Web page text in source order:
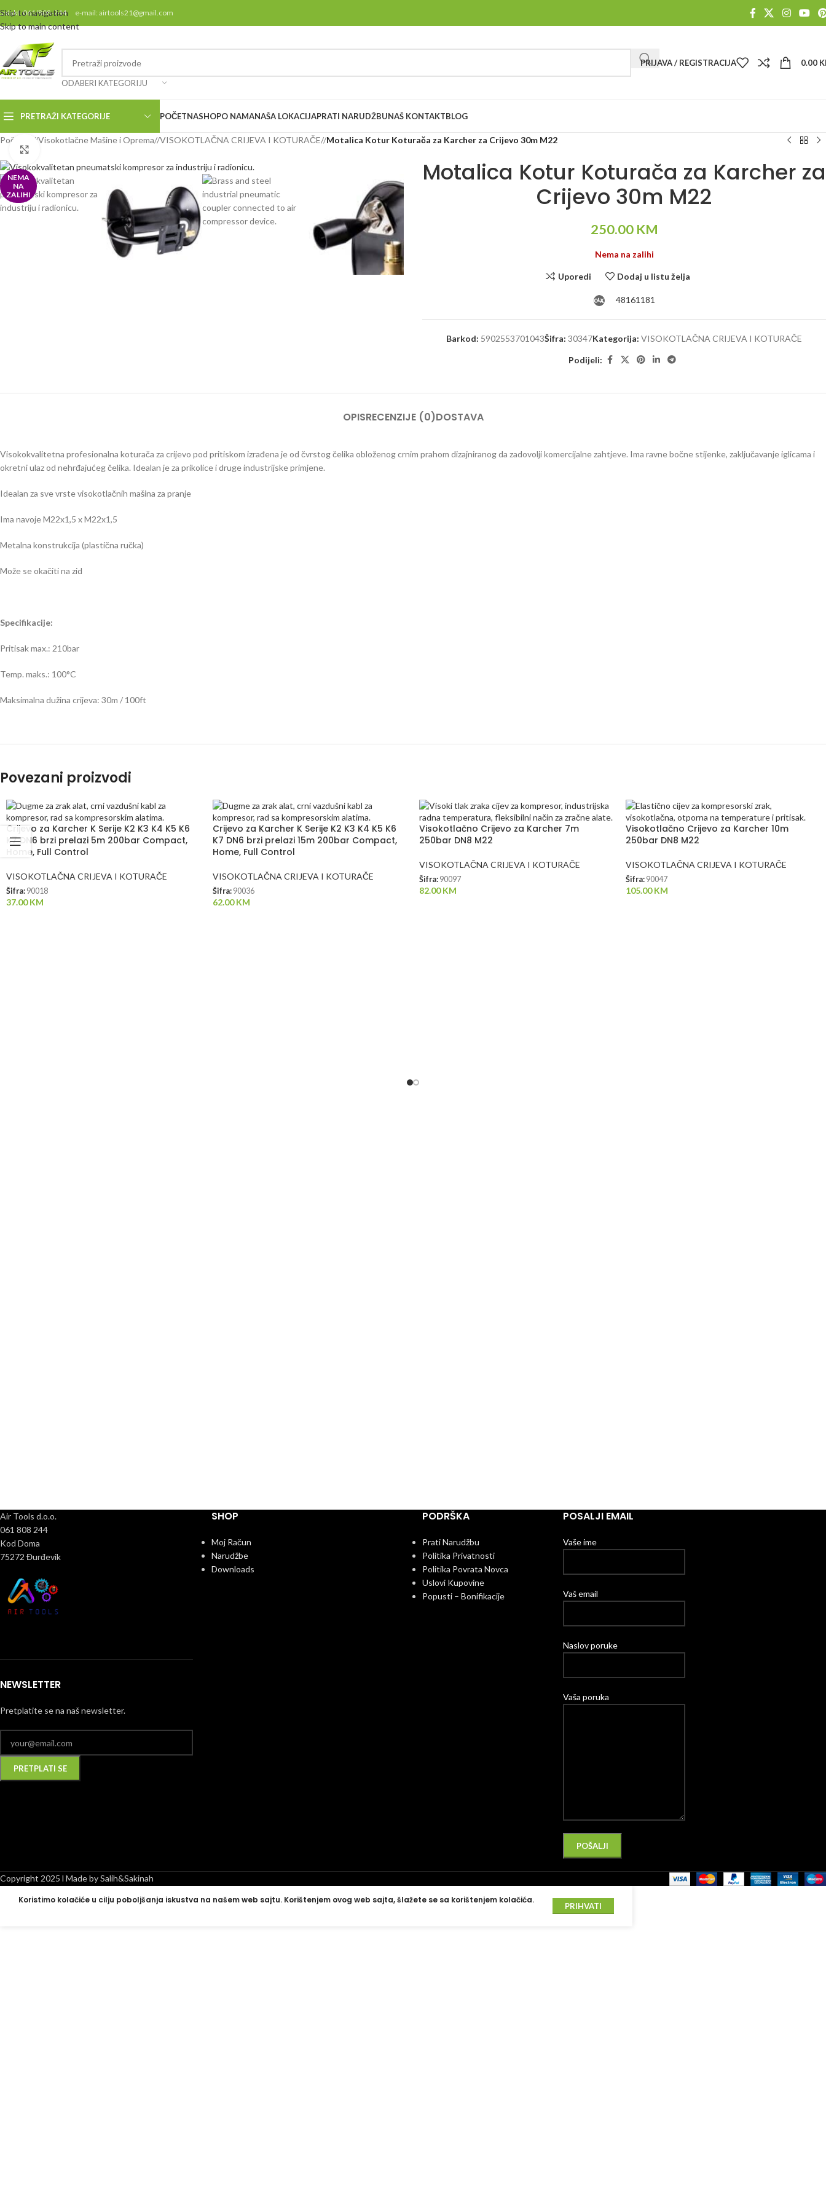
Skip to navigation
Skip to main content
061/808-244 e-mail: airtools21@gmail.com
ODABERI KATEGORIJU
PRIJAVA / REGISTRACIJA 0.00
PRETRAŽI KATEGORIJE POČETNASHOPO NAMANAŠA LOKACIJAPRATI NARUDŽBUNAŠ KONTAKTBLOG
Početna Visokotlačne Mašine i Oprema/ VISOKOTLAČNA CRIJEVA I KOTURAČE/ Motalica Kotur Koturača za Karcher za Crijevo 30m M22
NEMA
NA
ZALIHI
Motalica Kotur Koturača za Karcher za
Crijevo 30m M22
250.00 KM
Nema na zalihi
Uporedi Dodaj u listu želja
48161181
Barkod: 5902553701043Šifra: 30347Kategorija: VISOKOTLAČNA CRIJEVA I KOTURAČE
Podijeli:
OPISRECENZIJE (0)DOSTAVA
Visokokvalitetna profesionalna koturača za crijevo pod pritiskom izrađena je od čvrstog čelika obloženog crnim prahom dizajniranog da zadovolji komercijalne zahtjeve. Ima ravne bočne stijenke, zaključavanje iglicama i
okretni ulaz od nehrđajućeg čelika. Idealan je za prikolice i druge industrijske primjene.
Idealan za sve vrste visokotlačnih mašina za pranje
Ima navoje M22x1,5 x M22x1,5
Metalna konstrukcija (plastična ručka)
Može se okačiti na zid
Specifikacije:
Pritisak max.: 210bar
Temp. maks.: 100°C
Maksimalna dužina crijeva: 30m / 100ft
Povezani proizvodi
Crijevo za Karcher K Serije K2 K3 K4 K5 K6
K7 DN6 brzi prelazi 5m 200bar Compact,
Home, Full Control
VISOKOTLAČNA CRIJEVA I KOTURAČE
Šifra: 90018
37.00KM
Crijevo za Karcher K Serije K2 K3 K4 K5 K6
K7 DN6 brzi prelazi 15m 200bar Compact,
Home, Full Control
VISOKOTLAČNA CRIJEVA I KOTURAČE
Šifra: 90036
62.00KM
Visokotlačno Crijevo za Karcher 7m
250bar DN8 M22
VISOKOTLAČNA CRIJEVA I KOTURAČE
Šifra: 90097
82.00KM
Visokotlačno Crijevo za Karcher 10m
250bar DN8 M22
VISOKOTLAČNA CRIJEVA I KOTURAČE
Šifra: 90047
105.00KM
Air Tools d.o.o.
061 808 244
Kod Doma
75272 Đurđevik
NEWSLETTER
Pretplatite se na naš newsletter.
SHOP
Moj Račun
Narudžbe
Downloads
PODRŠKA
Prati Narudžbu
Politika Privatnosti
Politika Povrata Novca
Uslovi Kupovine
Popusti – Bonifikacije
POSALJI EMAIL
Vaše ime
Vaš email
Naslov poruke
Vaša poruka
Copyright 2025 l Made by Salih&Sakinah
Koristimo kolačiće u cilju poboljšanja iskustva na našem web sajtu. Korištenjem ovog web sajta, šlažete se sa korištenjem kolačića.
PRIHVATI